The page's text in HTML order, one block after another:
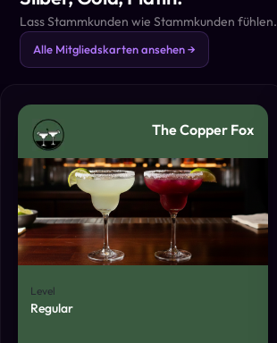
Lass Stammkunden wie Stammkunden fühlen.
Alle Mitgliedskarten ansehen →
The Copper Fox
Level
Regular